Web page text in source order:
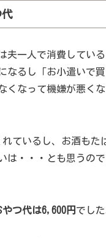
代
夫一人で消費している
なるし「お小遣いで
くなって機嫌が悪く
ているし、お酒もた
は・・・とも思うの
やつ代は6,600円 でした